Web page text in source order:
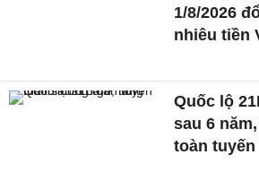
1/8/2026
nhiêu tiền
Quốc lộ
sau 6
toàn tuyến